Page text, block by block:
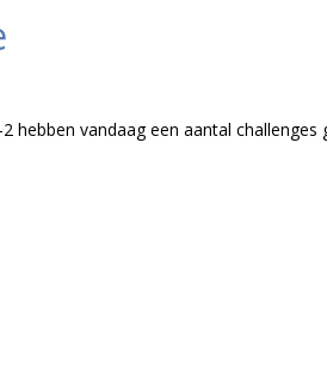
hebben vandaag een aantal